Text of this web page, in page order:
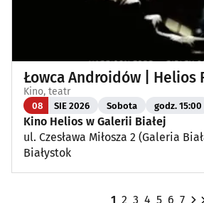
Łowca Androidów | Helios
Kino, teatr
08 SIE 2026 Sobota godz. 15:00
Kino Helios w Galerii Białej
ul. Czesława Miłosza 2 (Galeria
Białystok
1 2 3 4 5 6 7